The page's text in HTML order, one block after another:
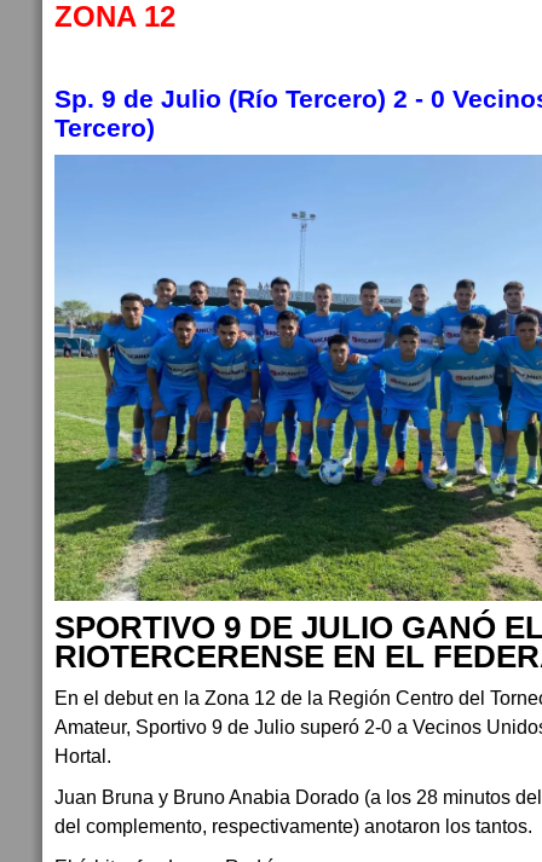
ZONA 12
Sp. 9 de Julio (Río Tercero) 2 - 0
Tercero)
SPORTIVO 9 DE JULIO GANÓ
RIOTERCERENSE EN EL
En el debut en la Zona 12 de la Región Centro del
Amateur, Sportivo 9 de Julio superó 2-0 a Vecinos
Hortal.
Juan Bruna y Bruno Anabia Dorado (a los 28 minutos
del complemento, respectivamente) anotaron los tantos.